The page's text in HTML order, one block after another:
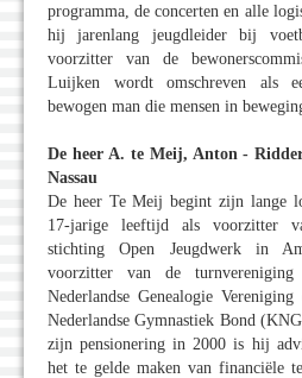
programma, de concerten en alle
hij jarenlang jeugdleider bij
voorzitter van de
Luijken wordt omschreven als
bewogen man die mensen in
De heer A. te Meij, Anton -
Nassau
De heer Te Meij begint zijn lange
17-jarige leeftijd als voorzitter
stichting Open Jeugdwerk in
voorzitter van de
Nederlandse Genealogie
Nederlandse Gymnastiek Bond
zijn pensionering in 2000 is hij
het te gelde maken van financiële